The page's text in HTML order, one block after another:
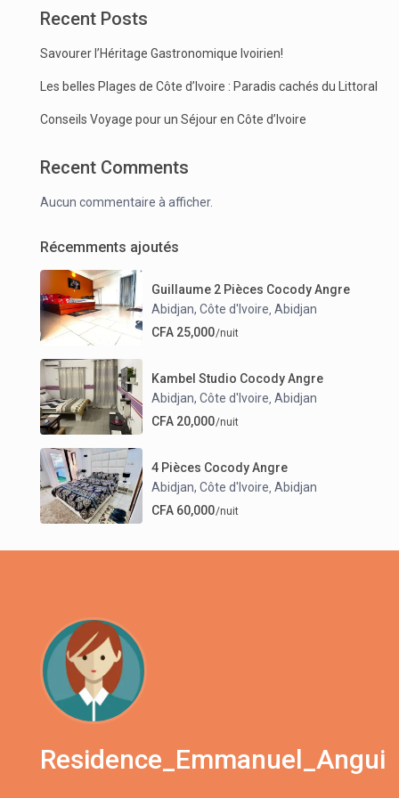
Recent Posts
Savourer l’Héritage Gastronomique Ivoirien!
Les belles Plages de Côte d’Ivoire : Paradis cachés du Littoral
Conseils Voyage pour un Séjour en Côte d’Ivoire
Recent Comments
Aucun commentaire à afficher.
Récemments ajoutés
Guillaume 2 Pièces Cocody Angre
Abidjan, Côte d'Ivoire ,Abidjan
CFA 25,000/nuit
Kambel Studio Cocody Angre
Abidjan, Côte d'Ivoire ,Abidjan
CFA 20,000/nuit
4 Pièces Cocody Angre
Abidjan, Côte d'Ivoire ,Abidjan
CFA 60,000/nuit
Residence_Emmanuel_Angui